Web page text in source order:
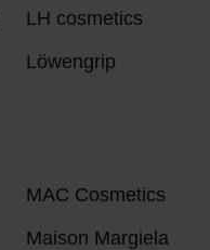
LH cosmetics
Löwengrip
MAC Cosmetics
Maison Margiela